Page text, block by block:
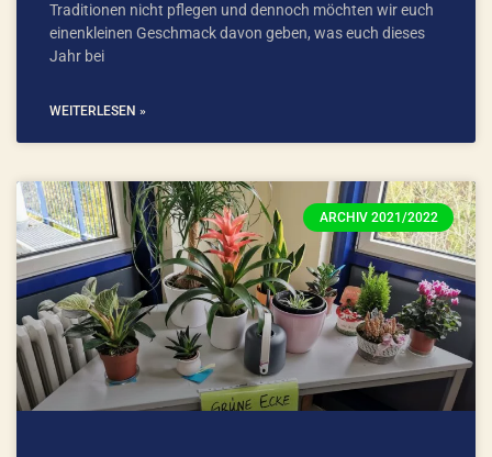
Traditionen nicht pflegen und dennoch möchten wir euch
einenkleinen Geschmack davon geben, was euch dieses
Jahr bei
WEITERLESEN »
ARCHIV 2021/2022